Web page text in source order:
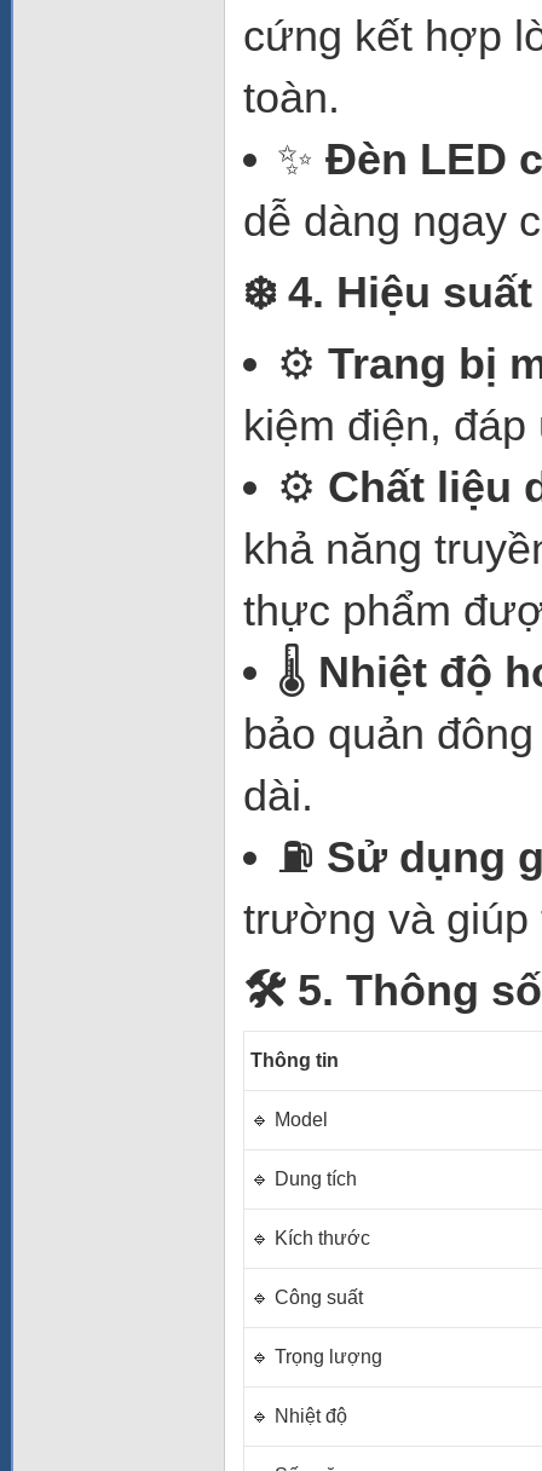
cứng kết hợp
toàn.
✨ Đèn LED
dễ dàng ngay
❄️ 4. Hiệu
⚙️ Trang bị
kiệm điện,
⚙️ Chất liệu
khả năng
thực phẩm
🌡️ Nhiệt độ
bảo quản
dài.
⛽ Sử dụng
trường và giúp
🛠️ 5. Thông
Thông tin
🔹 Model
🔹 Dung tích
🔹 Kích thước
🔹 Công suất
🔹 Trọng lượng
🔹 Nhiệt độ